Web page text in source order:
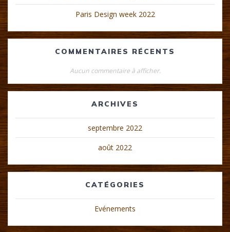
Paris Design week 2022
COMMENTAIRES RÉCENTS
Aucun commentaire à afficher.
ARCHIVES
septembre 2022
août 2022
CATÉGORIES
Evénements